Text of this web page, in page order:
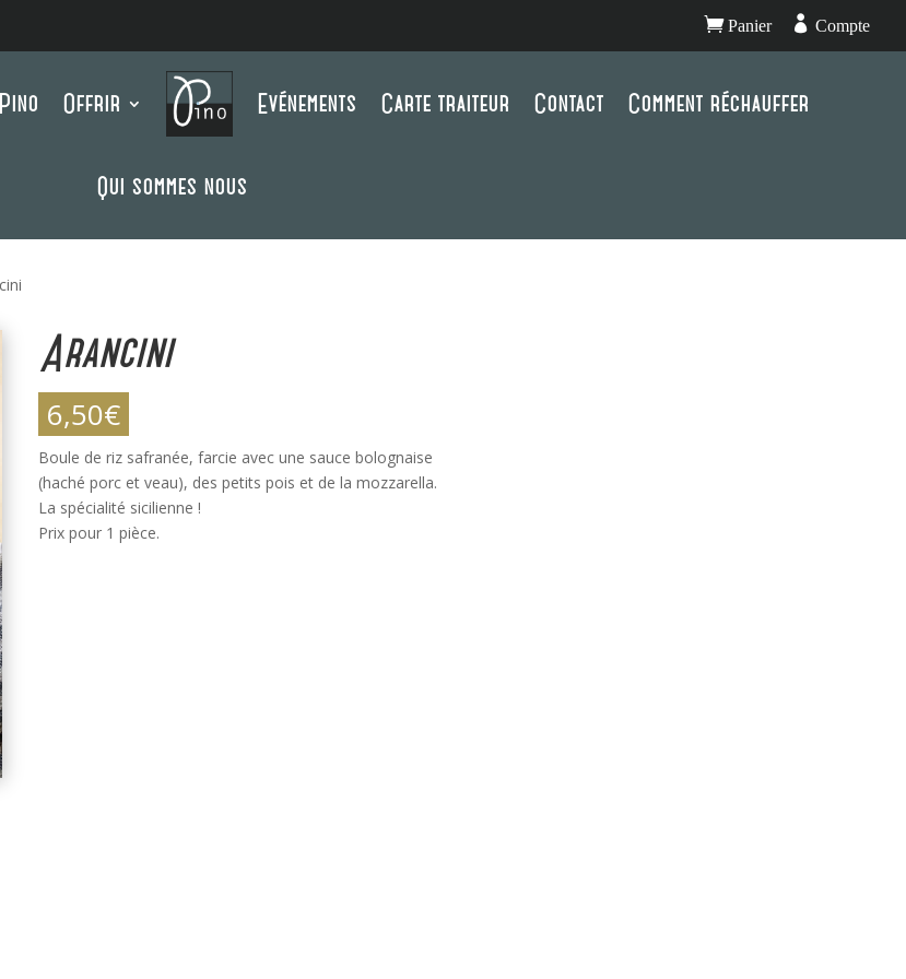
Panier  Compte
Offrir Evénements Carte traiteur Contact Comment réchauffer
Qui sommes nous
Arancini
6,50€
Boule de riz safranée, farcie avec une sauce bolognaise
(haché porc et veau), des petits pois et de la mozzarella.
La spécialité sicilienne !
Prix pour 1 pièce.